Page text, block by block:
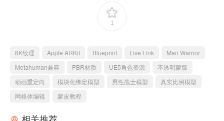
1
8K纹理 Apple ARKit Blueprint Live Link
Man Warrior
Metahuman兼容
PBR材质 UE5角色资源
不透明蒙版
动画重定向
模块化绑定模型 男性战士模型
真实比例模型
网格体编辑
蒙皮教程
相关推荐